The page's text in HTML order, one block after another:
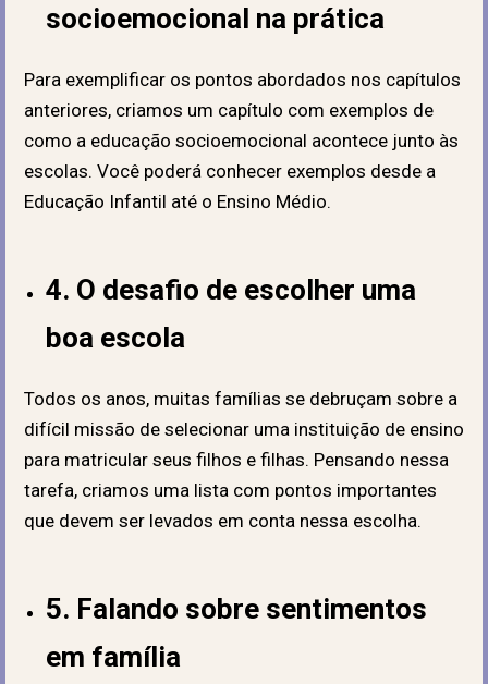
socioemocional na prática
Para exemplificar os pontos abordados nos capítulos
anteriores, criamos um capítulo com exemplos de
como a educação socioemocional acontece junto às
escolas. Você poderá conhecer exemplos desde a
Educação Infantil até o Ensino Médio.
4. O desafio de escolher uma
boa escola
Todos os anos, muitas famílias se debruçam sobre a
difícil missão de selecionar uma instituição de ensino
para matricular seus filhos e filhas. Pensando nessa
tarefa, criamos uma lista com pontos importantes
que devem ser levados em conta nessa escolha.
5. Falando sobre sentimentos
em família